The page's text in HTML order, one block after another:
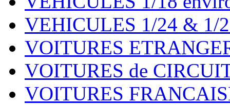
VEHICULES 1/24 & 1/
VOITURES
VOITURES de
VOITURES